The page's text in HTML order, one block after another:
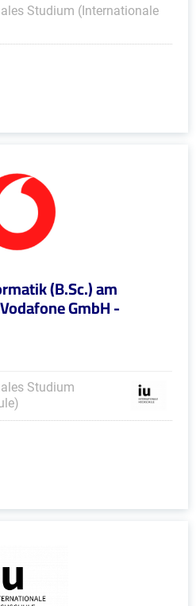
Studium (Internationale
(B.Sc.) am
GmbH -
Studium